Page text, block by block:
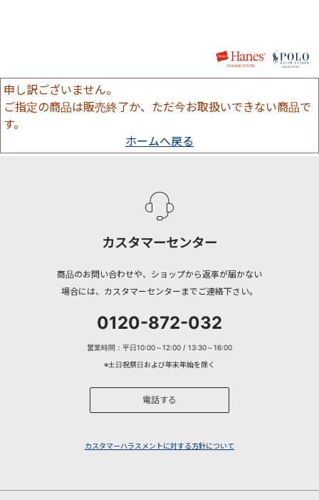
申し訳ございません。
ご指定の商品は販売終了か、ただ今お取扱いできない商品で
す。
ホームへ戻る
カスタマーセンター
商品のお問い合わせや、ショップから返事が届かない
場合には、カスタマーセンターまでご連絡下さい。
0120-872-032
営業時間：平日10:00～12:00 / 13:30～16:00
※土日祝祭日および年末年始を除く
電話する
カスタマーハラスメントに対する方針について